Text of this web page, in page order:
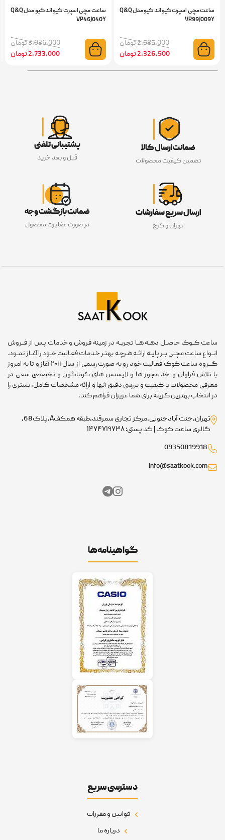
ساعت مچی اسپرت کیو اند کیو مدل Q&Q
VR99J009Y
2,585,000 تومان
2,326,500 تومان
ساعت مچی اسپرت کیو اند کیو مدل Q&Q
VP46J040Y
3,036,000 تومان
2,733,000 تومان
ضمانت ارسال کالا
تضمین کیفیت محصولات
پشتیبانی تلفنی
قبل و بعد خرید
ارسال سریع سفارشات
تهران و کرج
ضمانت بازگشت وجه
در صورت مغایرت محصول
ساعت کــوک حاصــل دهــه هــا تجربــه در زمینه فروش و خدمات پـس از فــروش
انــواع ساعت مچــی بــر پایــه ارائــه هـرچـه بهتـر خـدمات فعـالیت خــود را آغــاز نمــود.
گـــروه ساعت کوک فعالیت خود رو به صورت رسمی از سال ۲۰۱۱ آغاز و تا به امروز
با تلاش فراوان و اخذ مجوز ها و لایسنس های گوناگون و تخصصی سعی در
معرفی محصولات با کیفیت و بررسی دقیق آنها و ارائه مشخصات کامل، بستری را
در انتخاب بهترین گزینه برای شما عزیزان فراهم کند.
تهران،جنت آبادجنوبی،مرکز تجاری سمرقند،طبقه همکفA،پلاک68،
گالری ساعت کوک | کد پستی: ۱۴۷۴۷۱۹۷۳۸
09350819918
info@saatkook.com
گواهینامه‌ها
دسترسی سریع
قوانین و مقررات
درباره ما